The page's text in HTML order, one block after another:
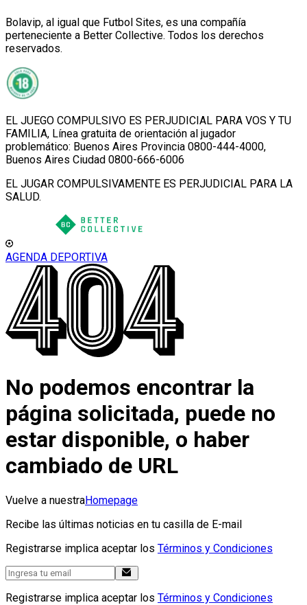
Bolavip, al igual que Futbol Sites, es una compañía
perteneciente a Better Collective. Todos los derechos
reservados.
EL JUEGO COMPULSIVO ES PERJUDICIAL PARA VOS Y TU
FAMILIA, Línea gratuita de orientación al jugador
problemático: Buenos Aires Provincia 0800-444-4000,
Buenos Aires Ciudad 0800-666-6006
EL JUGAR COMPULSIVAMENTE ES PERJUDICIAL PARA LA
SALUD.
AGENDA DEPORTIVA
No podemos encontrar la
página solicitada, puede no
estar disponible, o haber
cambiado de URL
Vuelve a nuestraHomepage
Recibe las últimas noticias en tu casilla de E-mail
Registrarse implica aceptar los Términos y Condiciones
Registrarse implica aceptar los Términos y Condiciones